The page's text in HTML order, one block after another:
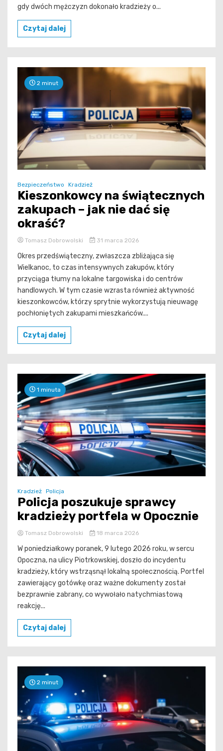
gdy dwóch mężczyzn dokonało kradzieży o...
Czytaj dalej
2 minut
Bezpieczeństwo Kradzież
Kieszonkowcy na świątecznych
zakupach – jak nie dać się
okraść?
Tomasz Dobrowolski 31 marca 2026
Okres przedświąteczny, zwłaszcza zbliżająca się
Wielkanoc, to czas intensywnych zakupów, który
przyciąga tłumy na lokalne targowiska i do centrów
handlowych. W tym czasie wzrasta również aktywność
kieszonkowców, którzy sprytnie wykorzystują nieuwagę
pochłoniętych zakupami mieszkańców....
Czytaj dalej
1 minuta
Kradzież Policja
Policja poszukuje sprawcy
kradzieży portfela w Opocznie
Tomasz Dobrowolski 18 marca 2026
W poniedziałkowy poranek, 9 lutego 2026 roku, w sercu
Opoczna, na ulicy Piotrkowskiej, doszło do incydentu
kradzieży, który wstrząsnął lokalną społecznością. Portfel
zawierający gotówkę oraz ważne dokumenty został
bezprawnie zabrany, co wywołało natychmiastową
reakcję...
Czytaj dalej
2 minut